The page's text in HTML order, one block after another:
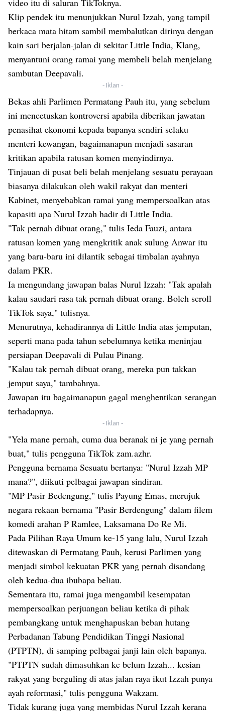
Klip pendek itu menunjukkan Nurul Izzah, yang tampil
berkaca mata hitam sambil membalutkan dirinya dengan
kain sari berjalan-jalan di sekitar Little India, Klang,
menyantuni orang ramai yang membeli belah menjelang
sambutan Deepavali.
- Iklan -
Bekas ahli Parlimen Permatang Pauh itu, yang sebelum
ini mencetuskan kontroversi apabila diberikan jawatan
penasihat ekonomi kepada bapanya sendiri selaku
menteri kewangan, bagaimanapun menjadi sasaran
kritikan apabila ratusan komen menyindirnya.
Tinjauan di pusat beli belah menjelang sesuatu perayaan
biasanya dilakukan oleh wakil rakyat dan menteri
Kabinet, menyebabkan ramai yang mempersoalkan atas
kapasiti apa Nurul Izzah hadir di Little India.
"Tak pernah dibuat orang," tulis Ieda Fauzi, antara
ratusan komen yang mengkritik anak sulung Anwar itu
yang baru-baru ini dilantik sebagai timbalan ayahnya
dalam PKR.
Ia mengundang jawapan balas Nurul Izzah: "Tak apalah
kalau saudari rasa tak pernah dibuat orang. Boleh scroll
TikTok saya," tulisnya.
Menurutnya, kehadirannya di Little India atas jemputan,
seperti mana pada tahun sebelumnya ketika meninjau
persiapan Deepavali di Pulau Pinang.
"Kalau tak pernah dibuat orang, mereka pun takkan
jemput saya," tambahnya.
Jawapan itu bagaimanapun gagal menghentikan serangan
terhadapnya.
- Iklan -
"Yela mane pernah, cuma dua beranak ni je yang pernah
buat," tulis pengguna TikTok zam.azhr.
Pengguna bernama Sesuatu bertanya: "Nurul Izzah MP
mana?", diikuti pelbagai jawapan sindiran.
"MP Pasir Bedengung," tulis Payung Emas, merujuk
negara rekaan bernama "Pasir Berdengung" dalam filem
komedi arahan P Ramlee, Laksamana Do Re Mi.
Pada Pilihan Raya Umum ke-15 yang lalu, Nurul Izzah
ditewaskan di Permatang Pauh, kerusi Parlimen yang
menjadi simbol kekuatan PKR yang pernah disandang
oleh kedua-dua ibubapa beliau.
Sementara itu, ramai juga mengambil kesempatan
mempersoalkan perjuangan beliau ketika di pihak
pembangkang untuk menghapuskan beban hutang
Perbadanan Tabung Pendidikan Tinggi Nasional
(PTPTN), di samping pelbagai janji lain oleh bapanya.
"PTPTN sudah dimasuhkan ke belum Izzah... kesian
rakyat yang berguling di atas jalan raya ikut Izzah punya
ayah reformasi," tulis pengguna Wakzam.
Tidak kurang juga yang membidas Nurul Izzah kerana